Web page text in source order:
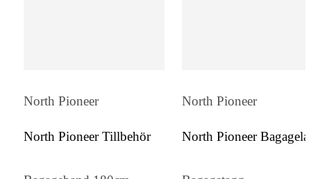
North Pioneer
North Pioneer Tillbehör
North Pioneer
North Pioneer